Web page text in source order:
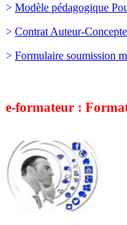
> Modèle pédagogique
> Contrat Auteur-
> Formulaire soumission
e-formateur :